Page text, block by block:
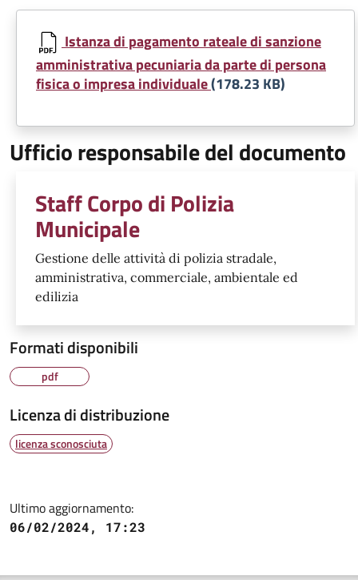
Istanza di pagamento rateale di sanzione
amministrativa pecuniaria da parte di persona
fisica o impresa individuale(178.23 KB)
Ufficio responsabile del documento
Staff Corpo di Polizia
Municipale
Gestione delle attività di polizia stradale,
amministrativa, commerciale, ambientale ed
edilizia
Formati disponibili
pdf
Licenza di distribuzione
licenza sconosciuta
Ultimo aggiornamento:
06/02/2024, 17:23